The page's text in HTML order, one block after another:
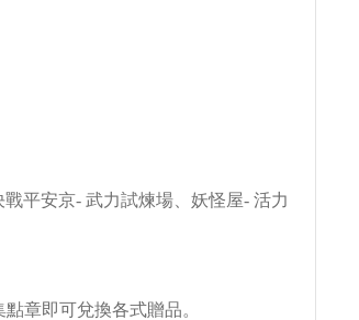
平安京- 武力試煉場、妖怪屋- 活力
章即可兌換各式贈品。